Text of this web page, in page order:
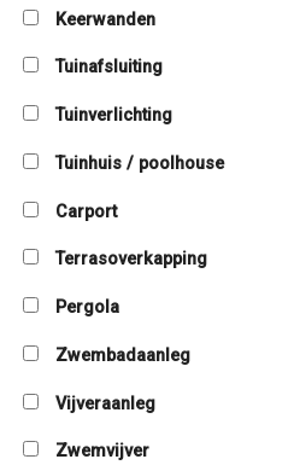
Keerwanden
Tuinafsluiting
Tuinverlichting
Tuinhuis / poolhouse
Carport
Terrasoverkapping
Pergola
Zwembadaanleg
Vijveraanleg
Zwemvijver